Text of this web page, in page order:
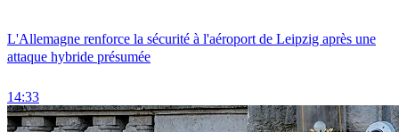
L'Allemagne renforce la sécurité à l'aéroport de Leipzig après une
attaque hybride présumée
14:33